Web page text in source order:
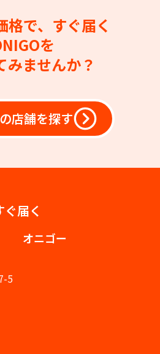
格で、すぐ届く
を
みませんか？
店舗を探す
届く
オニゴー
5